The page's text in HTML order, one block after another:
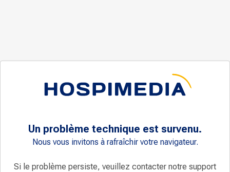
Un problème technique est survenu.
Nous vous invitons à rafraîchir votre navigateur.
Si le problème persiste, veuillez contacter notre support